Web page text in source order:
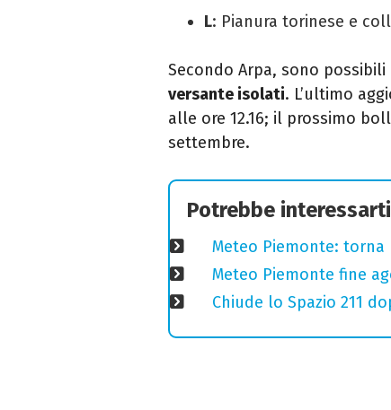
L: Pianura torinese e
Secondo Arpa, sono possibili
versante isolati. L’ultimo
alle ore 12.16; il prossimo
settembre.
Potrebbe
Meteo Piemonte: torna
Meteo Piemonte fine
Chiude lo Spazio 211